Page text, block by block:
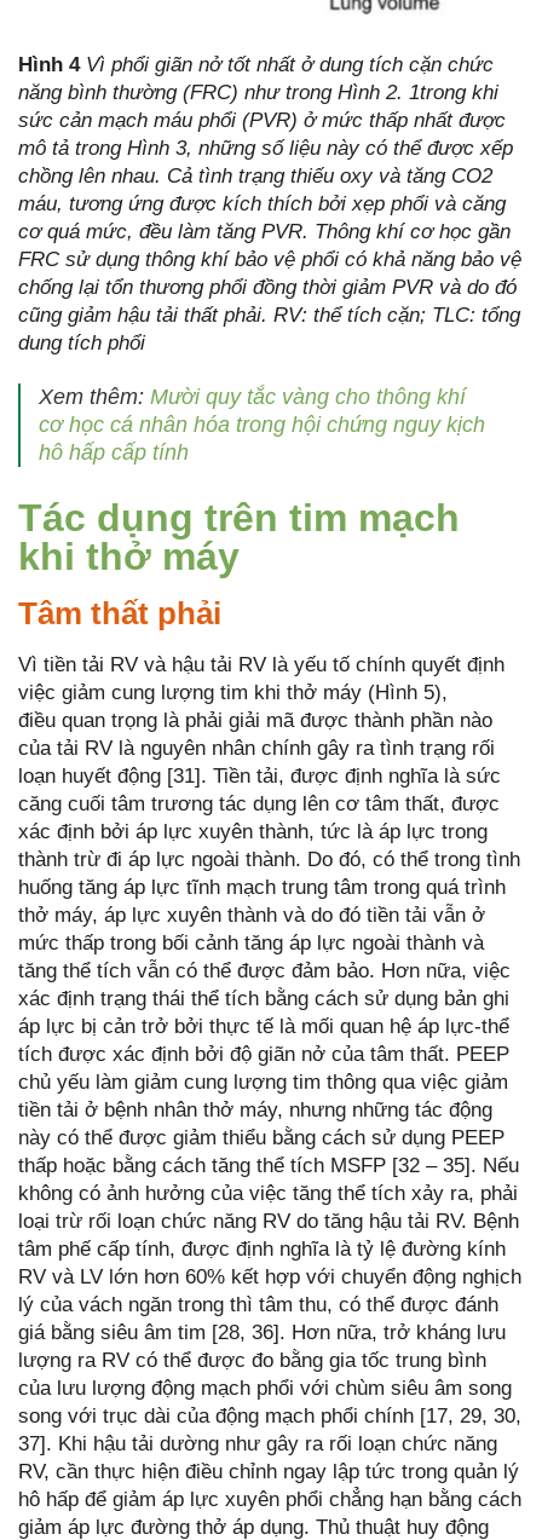
Hình 4 Vì phổi giãn nở tốt nhất ở dung tích cặn chức
năng bình thường (FRC) như trong Hình 2. 1trong khi
sức cản mạch máu phổi (PVR) ở mức thấp nhất được
mô tả trong Hình 3, những số liệu này có thể được xếp
chồng lên nhau. Cả tình trạng thiếu oxy và tăng CO2
máu, tương ứng được kích thích bởi xẹp phổi và căng
cơ quá mức, đều làm tăng PVR. Thông khí cơ học gần
FRC sử dụng thông khí bảo vệ phổi có khả năng bảo vệ
chống lại tổn thương phổi đồng thời giảm PVR và do đó
cũng giảm hậu tải thất phải. RV: thể tích cặn; TLC: tổng
dung tích phổi
Xem thêm: Mười quy tắc vàng cho thông khí
cơ học cá nhân hóa trong hội chứng nguy kịch
hô hấp cấp tính
Tác dụng trên tim mạch
khi thở máy
Tâm thất phải
Vì tiền tải RV và hậu tải RV là yếu tố chính quyết định
việc giảm cung lượng tim khi thở máy (Hình 5),
điều quan trọng là phải giải mã được thành phần nào
của tải RV là nguyên nhân chính gây ra tình trạng rối
loạn huyết động [31]. Tiền tải, được định nghĩa là sức
căng cuối tâm trương tác dụng lên cơ tâm thất, được
xác định bởi áp lực xuyên thành, tức là áp lực trong
thành trừ đi áp lực ngoài thành. Do đó, có thể trong tình
huống tăng áp lực tĩnh mạch trung tâm trong quá trình
thở máy, áp lực xuyên thành và do đó tiền tải vẫn ở
mức thấp trong bối cảnh tăng áp lực ngoài thành và
tăng thể tích vẫn có thể được đảm bảo. Hơn nữa, việc
xác định trạng thái thể tích bằng cách sử dụng bản ghi
áp lực bị cản trở bởi thực tế là mối quan hệ áp lực-thể
tích được xác định bởi độ giãn nở của tâm thất. PEEP
chủ yếu làm giảm cung lượng tim thông qua việc giảm
tiền tải ở bệnh nhân thở máy, nhưng những tác động
này có thể được giảm thiểu bằng cách sử dụng PEEP
thấp hoặc bằng cách tăng thể tích MSFP [32 – 35]. Nếu
không có ảnh hưởng của việc tăng thể tích xảy ra, phải
loại trừ rối loạn chức năng RV do tăng hậu tải RV. Bệnh
tâm phế cấp tính, được định nghĩa là tỷ lệ đường kính
RV và LV lớn hơn 60% kết hợp với chuyển động nghịch
lý của vách ngăn trong thì tâm thu, có thể được đánh
giá bằng siêu âm tim [28, 36]. Hơn nữa, trở kháng lưu
lượng ra RV có thể được đo bằng gia tốc trung bình
của lưu lượng động mạch phổi với chùm siêu âm song
song với trục dài của động mạch phổi chính [17, 29, 30,
37]. Khi hậu tải dường như gây ra rối loạn chức năng
RV, cần thực hiện điều chỉnh ngay lập tức trong quản lý
hô hấp để giảm áp lực xuyên phổi chẳng hạn bằng cách
giảm áp lực đường thở áp dụng. Thủ thuật huy động